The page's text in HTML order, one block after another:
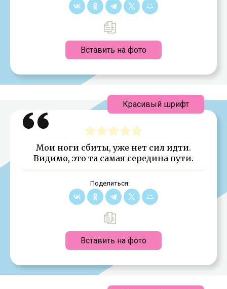
Вставить на фото
Мои ноги сбиты, уже нет сил идти.
Видимо, это та самая середина пути.
Поделиться:
Вставить на фото
Красивый шрифт